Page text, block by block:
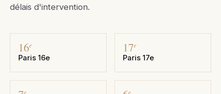
délais d'intervention.
16e
Paris 16e
17e
Paris 17e
e e